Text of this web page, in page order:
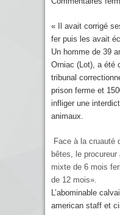
« Il avait corrigé
fer puis les avait
Un homme de 39
Orniac (Lot), a été
tribunal
prison ferme et
infliger une
animaux.
Face à la cruauté
bêtes, le
mixte de 6 mois
de 12 mois».
L’abominable
american staff et